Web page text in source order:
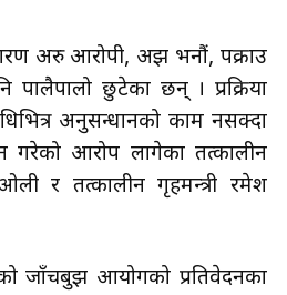
अरु आरोपी, अझ भनौं, पक्राउ
पालैपालो छुटेका छन् । प्रक्रिया
अनुसन्धानको काम नसक्दा
आरोप लागेका तत्कालीन
ओली र तत्कालीन गृहमन्त्री रमेश
जाँचबुझ आयोगको प्रतिवेदनका